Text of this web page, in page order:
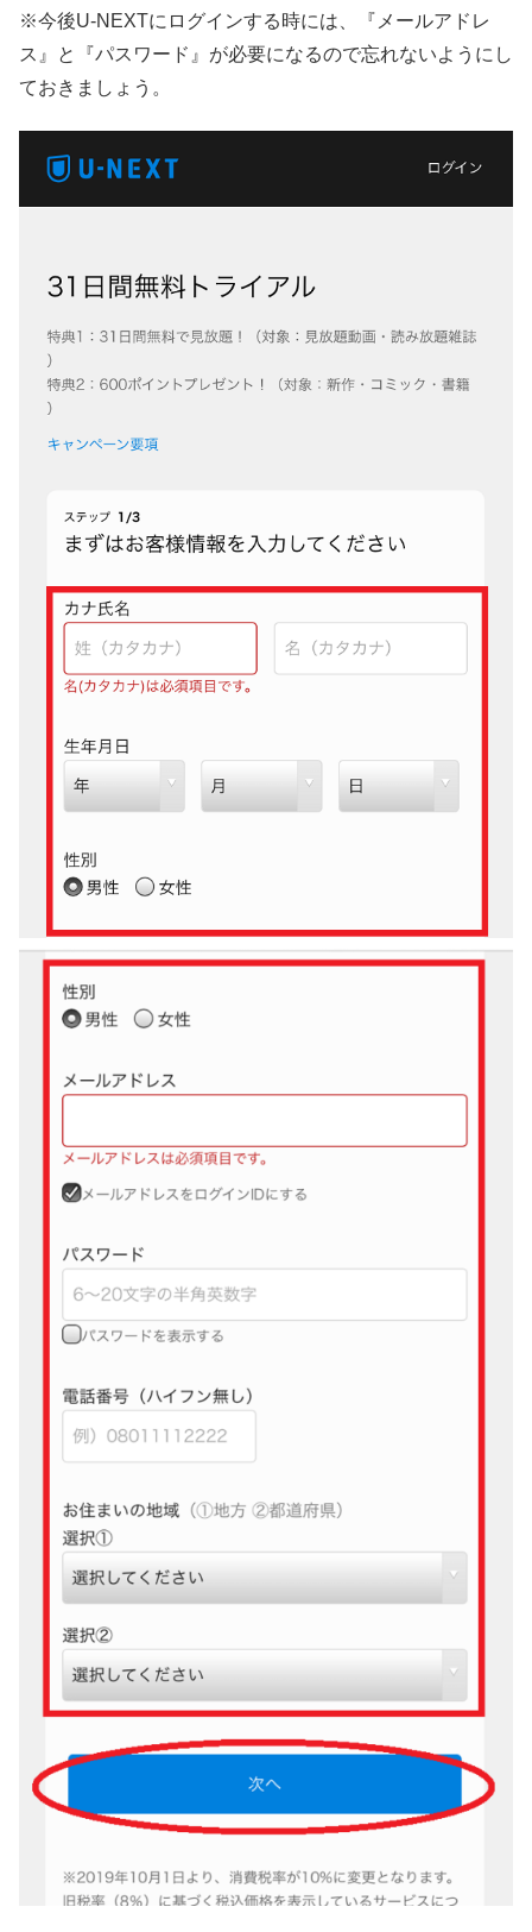
※今後U-NEXTにログインする時には、『メールアドレ
ス』と『パスワード』が必要になるので忘れないようにし
ておきましょう。